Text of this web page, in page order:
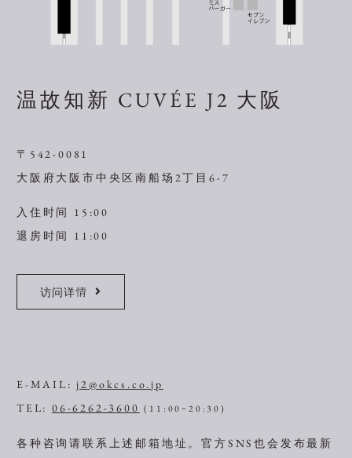
温故知新 CUVÉE J2 大阪
〒542-0081
大阪府大阪市中央区南船场2丁目6-7
入住时间 15:00
退房时间 11:00
访问详情
E-MAIL:j2@okcs.co.jp
TEL:06-6262-3600 (11:00~20:30)
各种咨询请联系上述邮箱地址。官方SNS也会发布最新